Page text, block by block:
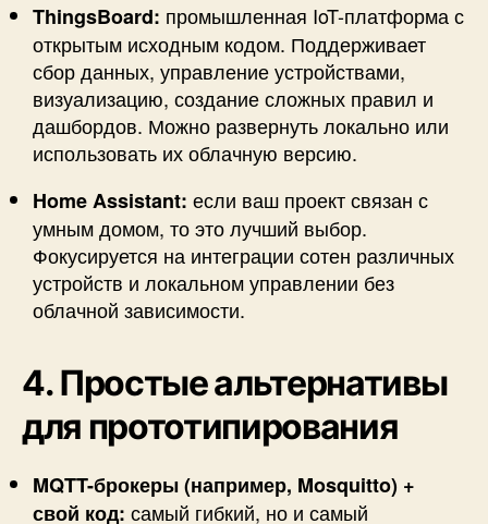
ThingsBoard: промышленная IoT-платформа с
открытым исходным кодом. Поддерживает
сбор данных, управление устройствами,
визуализацию, создание сложных правил и
дашбордов. Можно развернуть локально или
использовать их облачную версию.
Home Assistant: если ваш проект связан с
умным домом, то это лучший выбор.
Фокусируется на интеграции сотен различных
устройств и локальном управлении без
облачной зависимости.
4. Простые альтернативы
для прототипирования
MQTT-брокеры (например, Mosquitto) +
свой код: самый гибкий, но и самый